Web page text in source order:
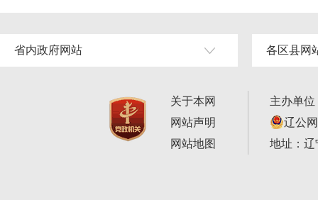
省内政府网站 各区县网
关于本网
网站声明
网站地图
主办单
辽公
地址：辽